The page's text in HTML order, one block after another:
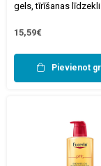
gels, tīrīšanas
15,59€
Pievienot